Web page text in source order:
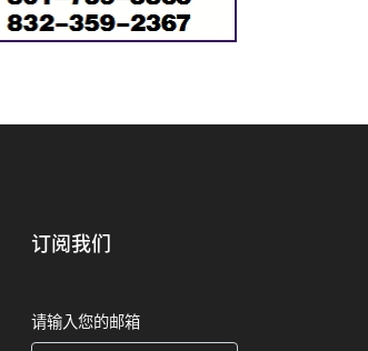
订阅我们
请输入您的邮箱